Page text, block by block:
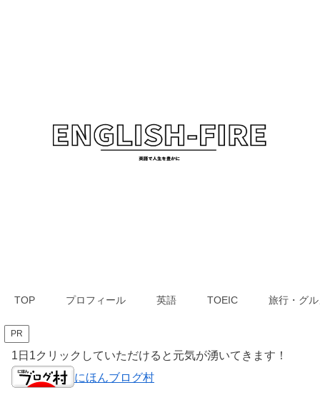
TOP プロフィール 英語 TOEIC 旅行・グ
PR
1日1クリックしていただけると元気が湧いてきます！
にほんブログ村